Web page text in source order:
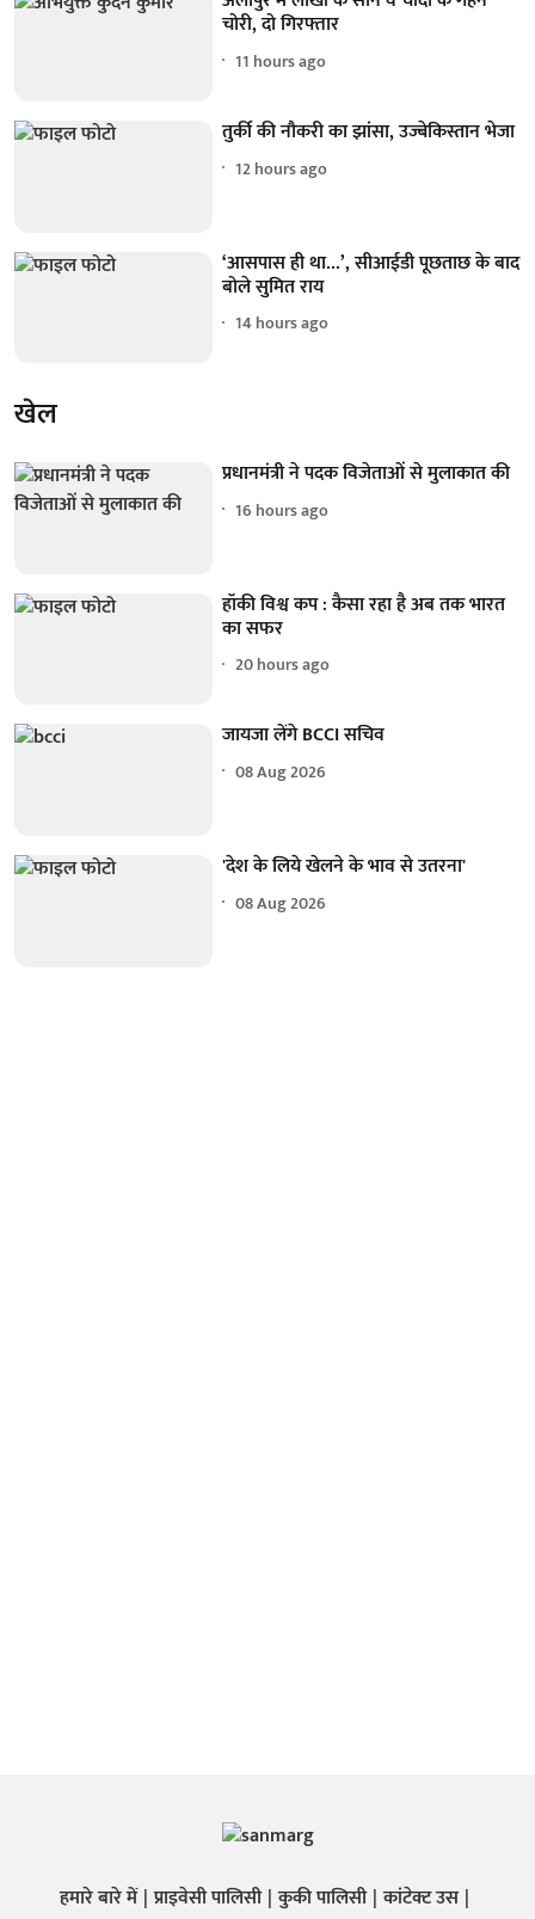
चोरी, दो गिरफ्तार
11 hours ago
तुर्की की नौकरी का झांसा, उज्बेकिस्तान भेजा
12 hours ago
‘आसपास ही था...’, सीआईडी पूछताछ के बाद
बोले सुमित राय
14 hours ago
खेल
प्रधानमंत्री ने पदक विजेताओं से मुलाकात की
16 hours ago
हॉकी विश्व कप : कैसा रहा है अब तक भारत
का सफर
20 hours ago
जायजा लेंगे BCCI सचिव
08 Aug 2026
'देश के लिये खेलने के भाव से उतरना'
08 Aug 2026
हमारे बारे में प्राइवेसी पालिसी कुकी पालिसी कांटेक्ट उस